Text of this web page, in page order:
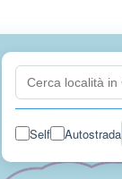
Self Autostrada